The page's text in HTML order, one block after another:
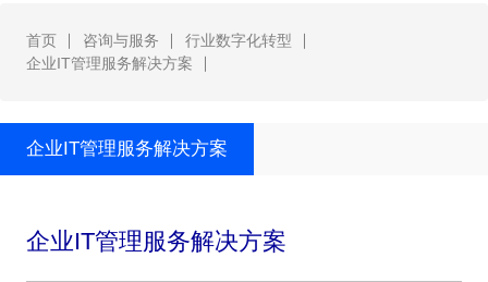
首页 咨询与服务
行业数字化转型
企业IT管理服务解决方案
企业IT管理服务解决方案
企业IT管理服务解决方案